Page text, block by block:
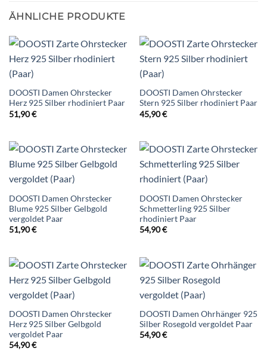
ÄHNLICHE PRODUKTE
DOOSTI Damen Ohrstecker
Herz 925 Silber rhodiniert Paar
51,90€
DOOSTI Damen Ohrstecker
Stern 925 Silber rhodiniert Paar
45,90€
DOOSTI Damen Ohrstecker
Blume 925 Silber Gelbgold
vergoldet Paar
51,90€
DOOSTI Damen Ohrstecker
Schmetterling 925 Silber
rhodiniert Paar
54,90€
DOOSTI Damen Ohrstecker
Herz 925 Silber Gelbgold
vergoldet Paar
54,90€
DOOSTI Damen Ohrhänger 925
Silber Rosegold vergoldet Paar
54,90€